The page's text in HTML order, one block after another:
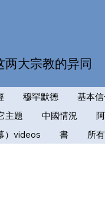
两大宗教的异同
穆罕默德 基本
主題 中國情況
）videos
書 所